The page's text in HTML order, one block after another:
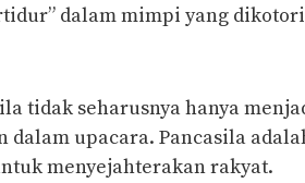
dalam mimpi yang
tidak seharusnya hanya
dalam upacara. Pancasila
menyejahterakan rakyat.